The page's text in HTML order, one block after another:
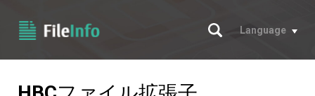
サーチ
Language